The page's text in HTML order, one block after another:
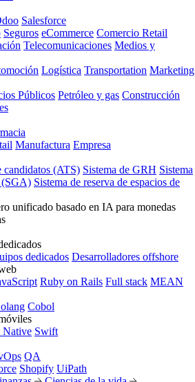
Salesforce
Seguros eCommerce Comercio Retail
Telecomunicaciones Medios y
Logística Transportation Marketing
Públicos Petróleo y gas Construcción
Manufactura Empresa
candidatos (ATS) Sistema de GRH Sistema
(SGA) Sistema de reserva de espacios de
unificado basado en IA para monedas
dedicados Desarrolladores offshore
Ruby on Rails Full stack MEAN
Cobol
Native Swift
QA
Shopify UiPath